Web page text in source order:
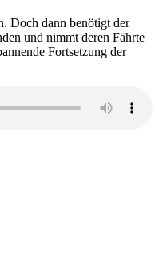
Doch dann benötigt der
und nimmt deren Fährte
Fortsetzung der